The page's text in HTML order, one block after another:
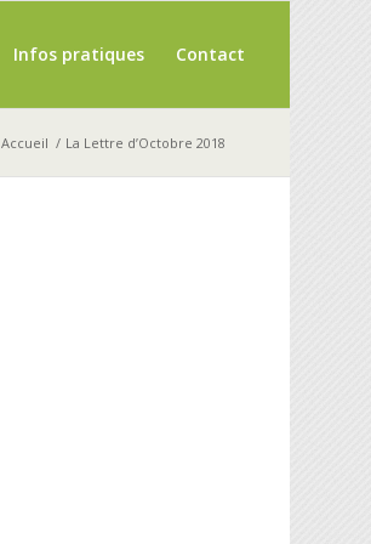
Infos pratiques Contact
Accueil / La Lettre d’Octobre 2018